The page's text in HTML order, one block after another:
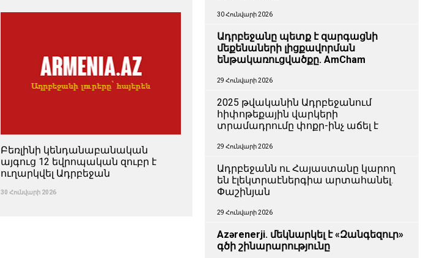
Բեռլինի կենդանաբանական
այգուց 12 եվրոպական զուբր է
ուղարկվել Ադրբեջան
30 Հունվարի 2026
30 Հունվարի 2026
Ադրբեջանը պետք է զարգացնի
մեքենաների լիցքավորման
ենթակառուցվածքը. AmCham
29 Հունվարի 2026
2025 թվականին Ադրբեջանում
հիփոթեքային վարկերի
տրամադրումը փոքր-ինչ աճել է
29 Հունվարի 2026
Ադրբեջանն ու Հայաստանը կարող
են էլեկտրաէներգիա արտահանել.
Փաշինյան
29 Հունվարի 2026
Azərenerji. մեկնարկել է «Զանգեզուր»
գծի շինարարությունը